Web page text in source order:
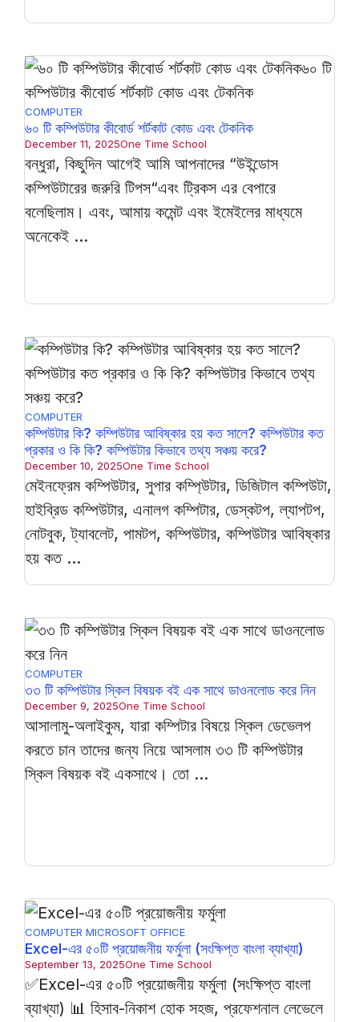
COMPUTER
৬০ টি কম্পিউটার কীবোর্ড শর্টকাট কোড এবং টেকনিক
December 11, 2025One Time School
বন্ধুরা, কিছুদিন আগেই আমি আপনাদের “উইন্ডোস
কম্পিউটারের জরুরি টিপস“এবং ট্রিকস এর বেপারে
বলেছিলাম। এবং, আমায় কমেন্ট এবং ইমেইলের মাধ্যমে
অনেকেই ...
COMPUTER
কম্পিউটার কি? কম্পিউটার আবিষ্কার হয় কত সালে? কম্পিউটার কত
প্রকার ও কি কি? কম্পিউটার কিভাবে তথ্য সঞ্চয় করে?
December 10, 2025One Time School
মেইনফ্রেম কম্পিউটার, সুপার কম্পি্‌উটার, ডিজিটাল কম্পিউটা,
হাইব্রিড কম্পিউটার, এনালগ কম্পিটার, ডেস্কটপ, ল্যাপটপ,
নোটবুক, ট্যাবলেট, পামটপ, কম্পিউটার, কম্পিউটার আবিষ্কার
হয় কত ...
COMPUTER
৩৩ টি কম্পিউটার স্কিল বিষয়ক বই এক সাথে ডাওনলোড করে নিন
December 9, 2025One Time School
আসালামু-অলাইকুম, যারা কম্পিটার বিষয়ে স্কিল ডেভেলপ
করতে চান তাদের জন্য নিয়ে আসলাম ৩৩ টি কম্পিউটার
স্কিল বিষয়ক বই একসাথে। তো ...
COMPUTER MICROSOFT OFFICE
Excel-এর ৫০টি প্রয়োজনীয় ফর্মুলা (সংক্ষিপ্ত বাংলা ব্যাখ্যা)
September 13, 2025One Time School
✅Excel-এর ৫০টি প্রয়োজনীয় ফর্মুলা (সংক্ষিপ্ত বাংলা
ব্যাখ্যা) 📊 হিসাব-নিকাশ হোক সহজ, প্রফেশনাল লেভেলে